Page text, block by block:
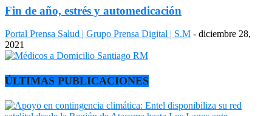
Fin de año, estrés y automedicación
Portal Prensa Salud | Grupo Prensa Digital | S.M - diciembre 28,
2021
ÚLTIMAS PUBLICACIONES